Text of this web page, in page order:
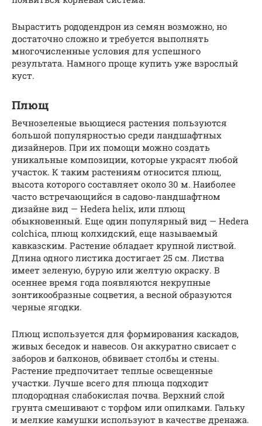
Вырастить рододендрон из семян возможно, но
достаточно сложно и требуется выполнять
многочисленные условия для успешного
результата. Намного проще купить уже взрослый
куст.
Плющ
Вечнозеленые вьющиеся растения пользуются
большой популярностью среди ландшафтных
дизайнеров. При их помощи можно создать
уникальные композиции, которые украсят любой
участок. К таким растениям относится плющ,
высота которого составляет около 30 м. Наиболее
часто встречающийся в садово-ландшафтном
дизайне вид — Hedera helix, или плющ
обыкновенный. Еще один популярный вид — Hedera
colchica, плющ колхидский, еще называемый
кавказским. Растение обладает крупной листвой.
Длина одного листика достигает 25 см. Листва
имеет зеленую, бурую или желтую окраску. В
осеннее время года появляются некрупные
зонтикообразные соцветия, а весной образуются
черные ягодки.
Плющ используется для формирования каскадов,
живых беседок и навесов. Он аккуратно свисает с
заборов и балконов, обвивает столбы и стены.
Растение предпочитает теплые освещенные
участки. Лучше всего для плюща подходит
плодородная слабокислая почва. Верхний слой
грунта смешивают с торфом или опилками. Гальку
и мелкие камушки используют в качестве дренажа.